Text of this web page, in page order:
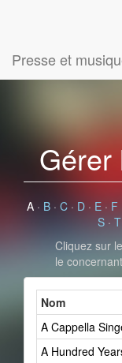
Presse et
Gérer
A · B · C · D · E · F
S· T
Cliquez sur
le
Nom
A Cappella
A Hundred